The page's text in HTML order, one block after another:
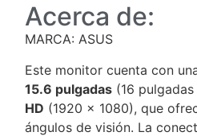
Acerca de:
MARCA: ASUS
Este monitor cuenta con
15.6 pulgadas (16
HD (1920 x 1080), que
ángulos de visión. La